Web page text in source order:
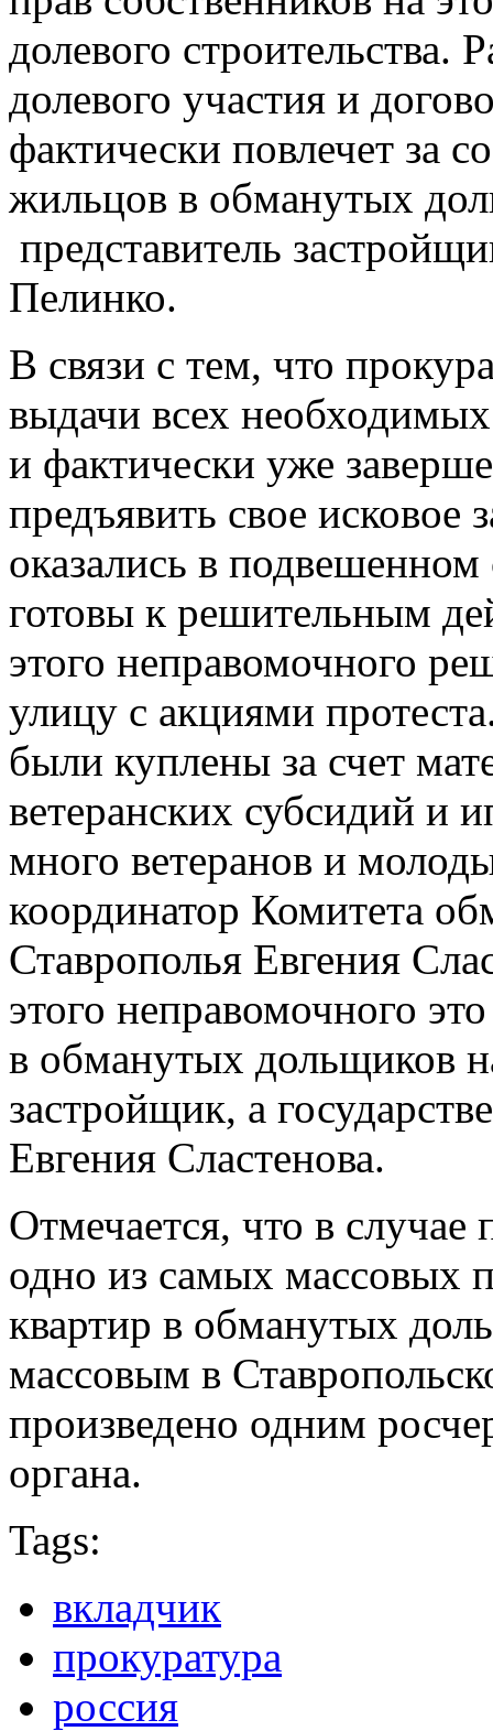
долевого строительства.
долевого участия и
фактически повлечет за
жильцов в обманутых
представитель
Пелинко.
В связи с тем, что
выдачи всех
и фактически уже
предъявить свое исковое
оказались в
готовы к решительным
этого неправомочного
улицу с акциями
были куплены за счет
ветеранских субсидий и
много ветеранов и
координатор Комитета
Ставрополья Евгения
этого неправомочного
в обманутых дольщиков
застройщик, а
Евгения Сластенова.
Отмечается, что в
одно из самых массовых
квартир в обманутых
массовым в
произведено одним
органа.
Tags:
вкладчик
прокуратура
россия